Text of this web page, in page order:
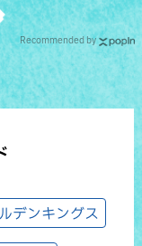
Recommended by
デンキングス